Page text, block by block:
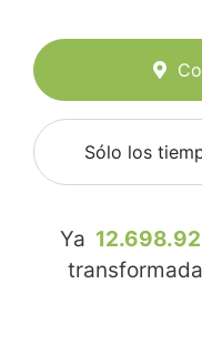
Sólo los
Ya